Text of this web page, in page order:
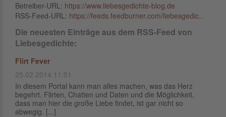
Betreiber-URL: https://www.liebesgedichte-blog.de
RSS-Feed-URL: https://feeds.feedburner.com/liebesgedic..
Die neuesten Einträge aus dem RSS-Feed von
Liebesgedichte:
Flirt Fever
25.02.2014 11:51
In diesem Portal kann man alles machen, was das Herz
begehrt. Flirten, Chatten und Daten und die Möglichkeit,
dass man hier die große Liebe findet, ist gar nicht so
abwegig. [...]